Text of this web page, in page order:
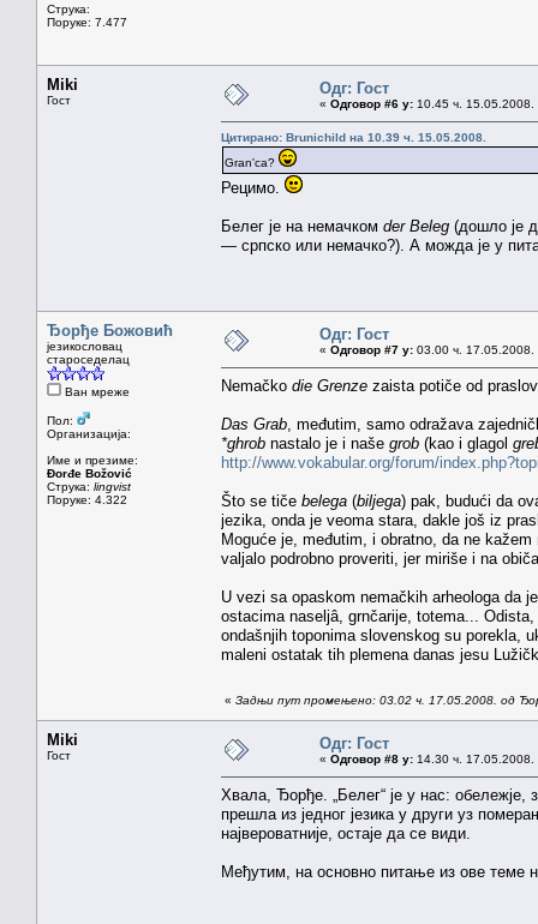
Струка:
Поруке: 7.477
Miki
Гост
Одг: Гост
« Одговор #6 у: 10.45 ч. 15.05.2008.
Цитирано: Brunichild на 10.39 ч. 15.05.2008.
Gran'ca?
Рецимо.
Белег је на немачком der Beleg (дошло је
— српско или немачко?). А можда је у
Ђорђе Божовић
језикословац
староседелац
Ван мреже
Пол:
Организација:
Име и презиме:
Đorđe Božović
Струка: lingvist
Поруке: 4.322
Одг: Гост
« Одговор #7 у: 03.00 ч. 17.05.2008.
Nemačko die Grenze zaista potiče od
Das Grab , međutim, samo odražava
*ghrob nastalo je i naše grob (kao i glagol
http://www.vokabular.org/forum/
Što se tiče belega (biljega) pak, budući da
jezika, onda je veoma stara, dakle još iz
Moguće je, međutim, i obratno, da ne
valjalo podrobno proveriti, jer miriše i na
U vezi sa opaskom nemačkih arheologa da
ostacima naseljâ, grnčarije, totema...
ondašnjih toponima slovenskog su porekla,
maleni ostatak tih plemena danas jesu
« Задњи пут промењено: 03.02 ч. 17.05.2008. од
Miki
Гост
Одг: Гост
« Одговор #8 у: 14.30 ч. 17.05.2008.
Хвала, Ђорђе. „Белег“ је у нас:
прешла из једног језика у други уз
највероватније, остаје да се види.
Међутим, на основно питање из ове теме